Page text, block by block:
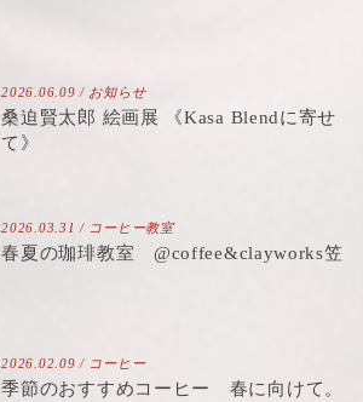
2026.06.09 / お知らせ
桑迫賢太郎 絵画展 《Kasa Blendに寄せ
て》
2026.03.31 / コーヒー教室
春夏の珈琲教室 @coffee&clayworks笠
2026.02.09 / コーヒー
季節のおすすめコーヒー 春に向けて。